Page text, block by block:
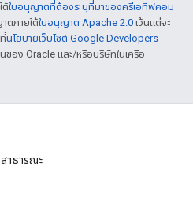
ต้ใบอนุญาตที่ต้องระบุที่มาของครีเอทีฟคอม
ตภายใต้ใบอนุญาต Apache 2.0 เว้นแต่จะ
นโยบายเว็บไซต์ Google Developers
ของ Oracle และ/หรือบริษัทในเครือ
าธารณะ